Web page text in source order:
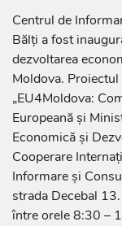
Centrul de
Bălți a fost
dezvoltarea
Moldova.
„EU4Moldova:
Europeană și
Economică şi
Cooperare
Informare și
strada Decebal
între orele 8:30 –